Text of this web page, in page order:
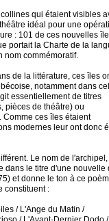
qui étaient visibles
idéal pour une
: 101 de ces nouvelles
portait la Charte de la
nom commémoratif.
de la littérature, ces îles
notamment dans
essentiellement de titres
pièces de théâtre) ou
ces îles étaient
modernes leur ont donc
Le nom de l'archipel,
dans le titre d'une nouvelle
et donne le ton à ce
constituent :
/ L'Ange du Matin /